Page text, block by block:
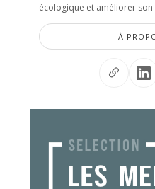
écologique et améliorer
À